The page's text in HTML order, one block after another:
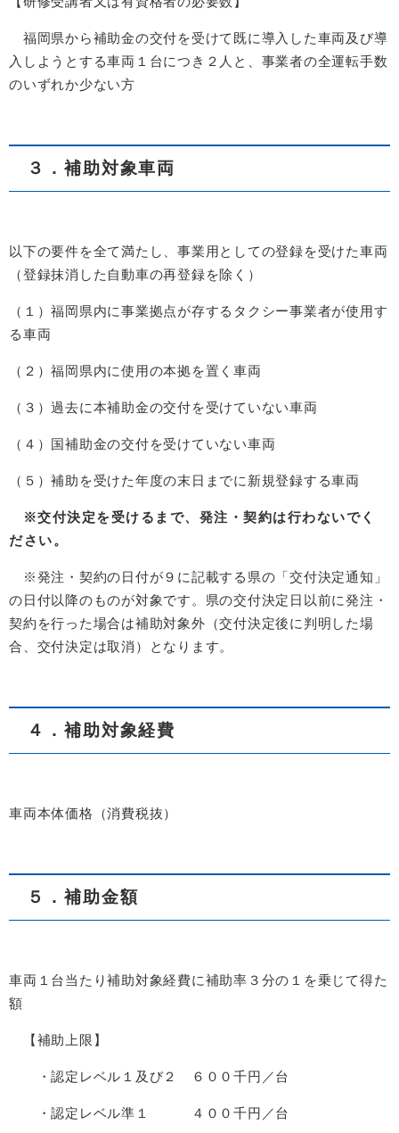
福岡県から補助金の交付を受けて既に導入した車両及び導
入しようとする車両１台につき２人と、事業者の全運転手数
のいずれか少ない方
３．補助対象車両
以下の要件を全て満たし、事業用としての登録を受けた車両
（登録抹消した自動車の再登録を除く）
（１）福岡県内に事業拠点が存するタクシー事業者が使用す
る車両
（２）福岡県内に使用の本拠を置く車両
（３）過去に本補助金の交付を受けていない車両
（４）国補助金の交付を受けていない車両
（５）補助を受けた年度の末日までに新規登録する車両
※交付決定を受けるまで、発注・契約は行わないでく
ださい。
※発注・契約の日付が９に記載する県の「交付決定通知」
の日付以降のものが対象です。県の交付決定日以前に発注・
契約を行った場合は補助対象外（交付決定後に判明した場
合、交付決定は取消）となります。
４．補助対象経費
車両本体価格（消費税抜）
５．補助金額
車両１台当たり補助対象経費に補助率３分の１を乗じて得た
額
【補助上限】
・認定レベル１及び２ ６００千円／台
・認定レベル準１ ４００千円／台